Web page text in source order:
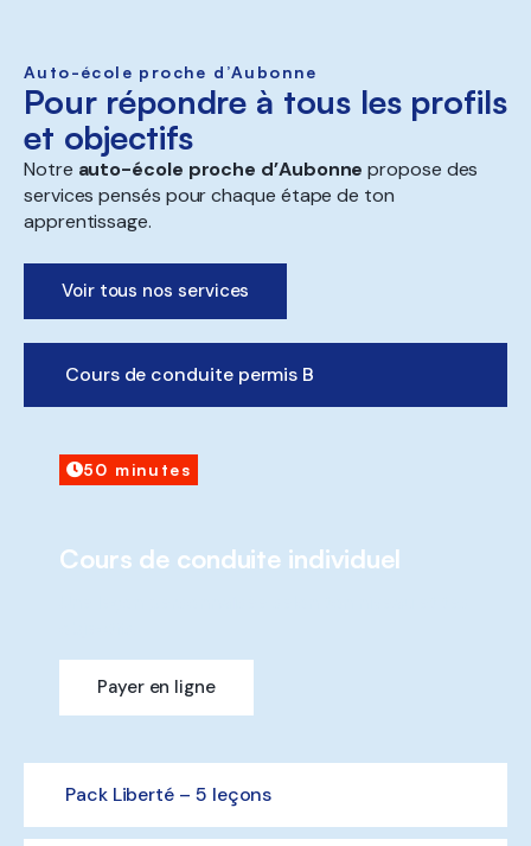
Auto-école proche d’Aubonne
Pour répondre à tous les profils
et objectifs
Notre auto-école proche d’Aubonne propose des
services pensés pour chaque étape de ton
apprentissage.
Voir tous nos services
Cours de conduite permis B
Pack Liberté – 5 leçons
Cours de conduite individuel
Payer en ligne
50 minutes